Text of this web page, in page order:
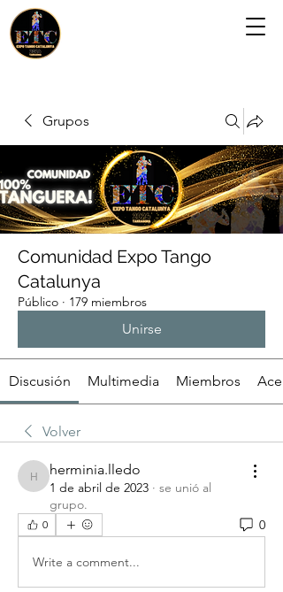
Grupos
Comunidad Expo Tango
Catalunya
Público · 179 miembros
Unirse
Discusión Multimedia Miembros
Volver
herminia.lledo
herminia.lledo
1 de abril de 2023 · se unió al
grupo.
0 0
Write a comment...